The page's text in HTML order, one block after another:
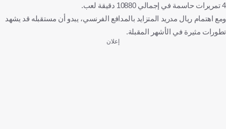
4 تمريرات حاسمة في إجمالي 10880 دقيقة لعب.
ومع اهتمام ريال مدريد المتزايد بالمدافع الفرنسي، يبدو أن مستقبله قد يشهد
تطورات مثيرة في الأشهر المقبلة.
إعلان